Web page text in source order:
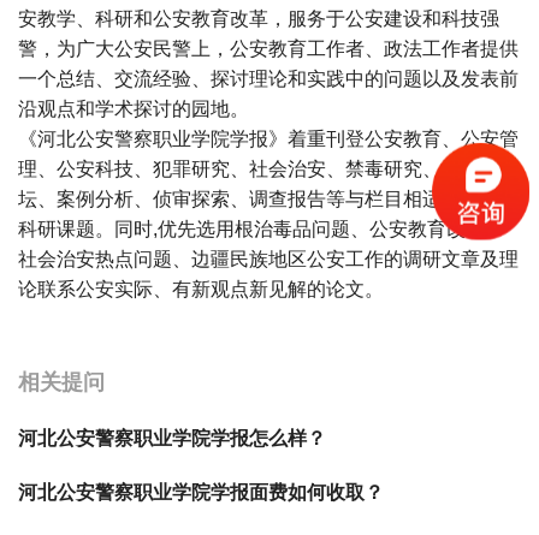
安教学、科研和公安教育改革，服务于公安建设和科技强
警，为广大公安民警上，公安教育工作者、政法工作者提供
一个总结、交流经验、探讨理论和实践中的问题以及发表前
沿观点和学术探讨的园地。
《河北公安警察职业学院学报》着重刊登公安教育、公安管
理、公安科技、犯罪研究、社会治安、禁毒研究、法制论
坛、案例分析、侦审探索、调查报告等与栏目相适的论文及
科研课题。同时,优先选用根治毒品问题、公安教育改革、
社会治安热点问题、边疆民族地区公安工作的调研文章及理
论联系公安实际、有新观点新见解的论文。
相关提问
河北公安警察职业学院学报怎么样？
河北公安警察职业学院学报面费如何收取？